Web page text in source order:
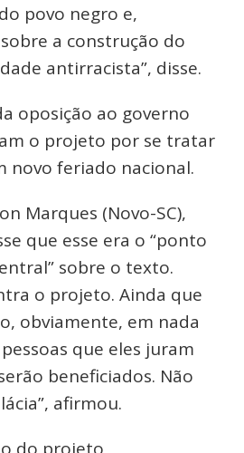
povo negro e,
a construção do
antirracista”, disse.
oposição ao governo
o projeto por se tratar
novo feriado nacional.
Marques (Novo-SC),
que esse era o “ponto
sobre o texto.
o projeto. Ainda que
obviamente, em nada
que eles juram
beneficiados. Não
afirmou.